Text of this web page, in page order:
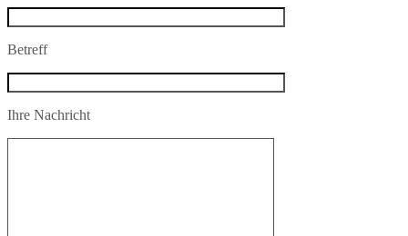
Betreff
Ihre Nachricht